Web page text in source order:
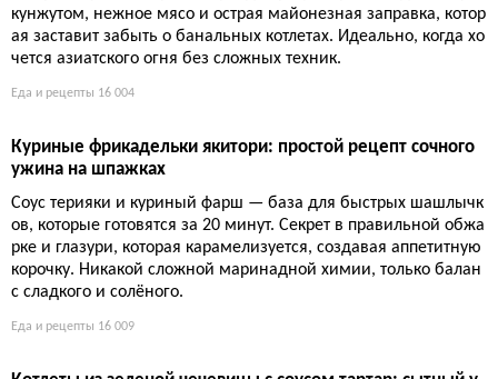
Донбури с глазированной скумбрией: рецепт быстрого у
жина, который перевернёт ваше представление о рыбе
ет обратное: минимум усилий, максимум вкуса, и никакого з
апаха на кухне. Соус терияки, овощи и водоросли превращаю
т обычную скумбрию в ресторанное блюдо за 20 минут.
Еда и рецепты 14 215